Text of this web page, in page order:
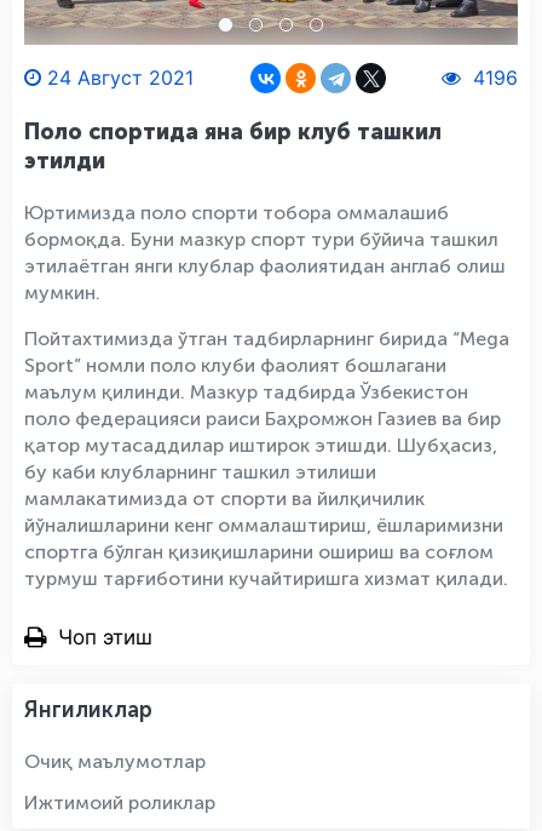
24 Август 2021 4196
Поло спортида яна бир клуб ташкил
этилди
Юртимизда поло спорти тобора оммалашиб
бормоқда. Буни мазкур спорт тури бўйича ташкил
этилаётган янги клублар фаолиятидан англаб олиш
мумкин.
Пойтахтимизда ўтган тадбирларнинг бирида “Mega
Sport” номли поло клуби фаолият бошлагани
маълум қилинди. Мазкур тадбирда Ўзбекистон
поло федерацияси раиси Баҳромжон Газиев ва бир
қатор мутасаддилар иштирок этишди. Шубҳасиз,
бу каби клубларнинг ташкил этилиши
мамлакатимизда от спорти ва йилқичилик
йўналишларини кенг оммалаштириш, ёшларимизни
спортга бўлган қизиқишларини ошириш ва соғлом
турмуш тарғиботини кучайтиришга хизмат қилади.
Чоп этиш
Янгиликлар
Очиқ маълумотлар
Ижтимоий роликлар